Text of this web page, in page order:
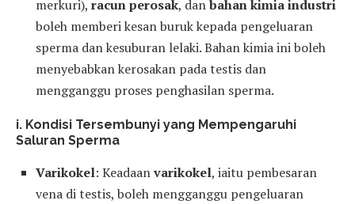
merkuri), racun perosak, danbahan kimia industri
boleh memberi kesan buruk kepada pengeluaran
sperma dan kesuburan lelaki. Bahan kimia ini boleh
menyebabkan kerosakan pada testis dan
mengganggu proses penghasilan sperma.
i. Kondisi Tersembunyi yang Mempengaruhi
Saluran Sperma
Varikokel: Keadaanvarikokel, iaitu pembesaran
vena di testis, boleh mengganggu pengeluaran